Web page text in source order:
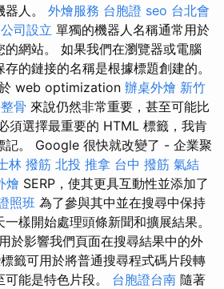
人。 外燴服務 台胞證 seo 台北會
公司設立 單獨的機器人名稱通常用於
的網站。 如果我們在瀏覽器或電腦
存的鏈接的名稱是根據標題創建的。
web optimization 辦桌外燴 新竹
骨 來說仍然非常重要，甚至可能比
須選擇最重要的 HTML 標籤，我肯
記。 Google 很快就改變了 - 企業聚
林 撥筋 北投 推拿 台中 撥筋 氣結
燴 SERP，使其更具互動性並添加了
照班 為了參與其中並在搜尋中保持
樣開始處理頭條新聞和擴展結果。
於影響我們頁面在搜尋結果中的外
籤可用於將普通搜尋程式碼片段轉
能是特色片段。 台胞證台南 隨著